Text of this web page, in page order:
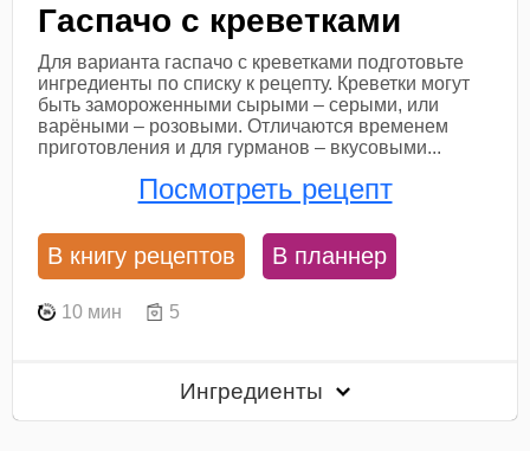
Гаспачо с креветками
Для варианта гаспачо с креветками подготовьте
ингредиенты по списку к рецепту. Креветки могут
быть замороженными сырыми – серыми, или
варёными – розовыми. Отличаются временем
приготовления и для гурманов – вкусовыми...
Посмотреть рецепт
В книгу рецептов В планнер
10 мин 5
Ингредиенты